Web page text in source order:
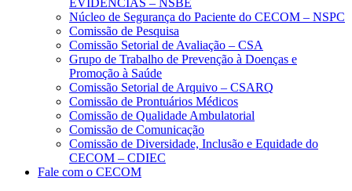
EVIDÊNCIAS – NSBE
Núcleo de Segurança do Paciente do CECOM – NSPC
Comissão de Pesquisa
Comissão Setorial de Avaliação – CSA
Grupo de Trabalho de Prevenção à Doenças e
Promoção à Saúde
Comissão Setorial de Arquivo – CSARQ
Comissão de Prontuários Médicos
Comissão de Qualidade Ambulatorial
Comissão de Comunicação
Comissão de Diversidade, Inclusão e Equidade do
CECOM – CDIEC
Fale com o CECOM